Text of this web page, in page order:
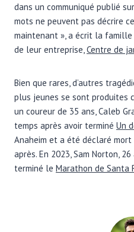
dans un communiqué publié
mots ne peuvent pas décrire
maintenant », a écrit la
de leur entreprise, Centre de
Bien que rares, d’autres
plus jeunes se sont produites
un coureur de 35 ans, Caleb
temps après avoir terminé Un
Anaheim et a été déclaré
après. En 2023, Sam Norton,
terminé le Marathon de Santa